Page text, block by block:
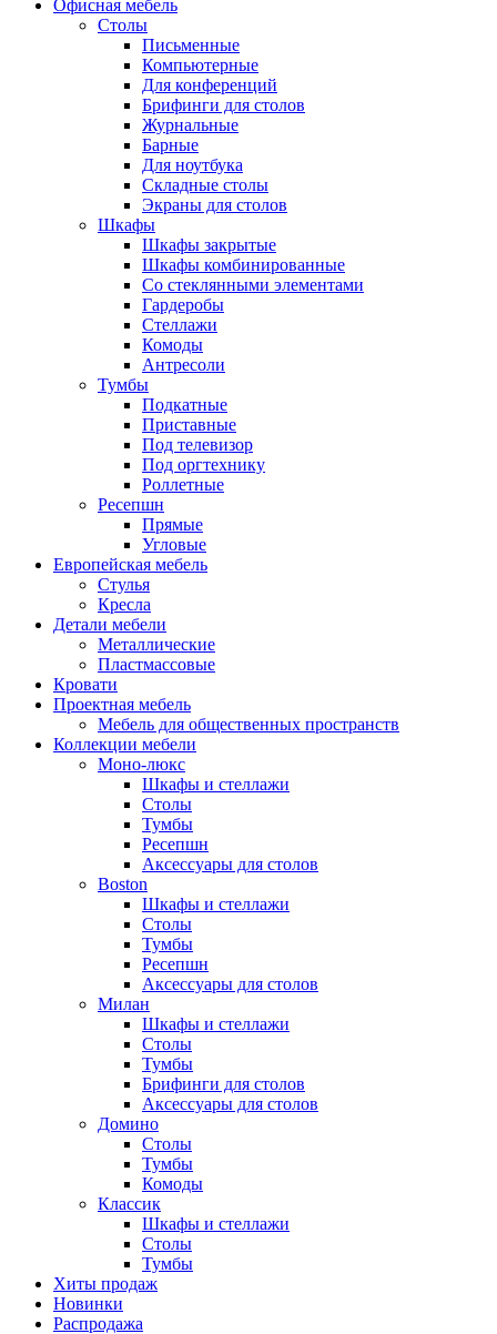
Офисная мебель
Столы
Письменные
Компьютерные
Для конференций
Брифинги для столов
Журнальные
Барные
Для ноутбука
Складные столы
Экраны для столов
Шкафы
Шкафы закрытые
Шкафы комбинированные
Со стеклянными элементами
Гардеробы
Стеллажи
Комоды
Антресоли
Тумбы
Подкатные
Приставные
Под телевизор
Под оргтехнику
Роллетные
Ресепшн
Прямые
Угловые
Европейская мебель
Стулья
Кресла
Детали мебели
Металлические
Пластмассовые
Кровати
Проектная мебель
Мебель для общественных пространств
Коллекции мебели
Моно-люкс
Шкафы и стеллажи
Столы
Тумбы
Ресепшн
Аксессуары для столов
Boston
Шкафы и стеллажи
Столы
Тумбы
Ресепшн
Аксессуары для столов
Милан
Шкафы и стеллажи
Столы
Тумбы
Брифинги для столов
Аксессуары для столов
Домино
Столы
Тумбы
Комоды
Классик
Шкафы и стеллажи
Столы
Тумбы
Хиты продаж
Новинки
Распродажа